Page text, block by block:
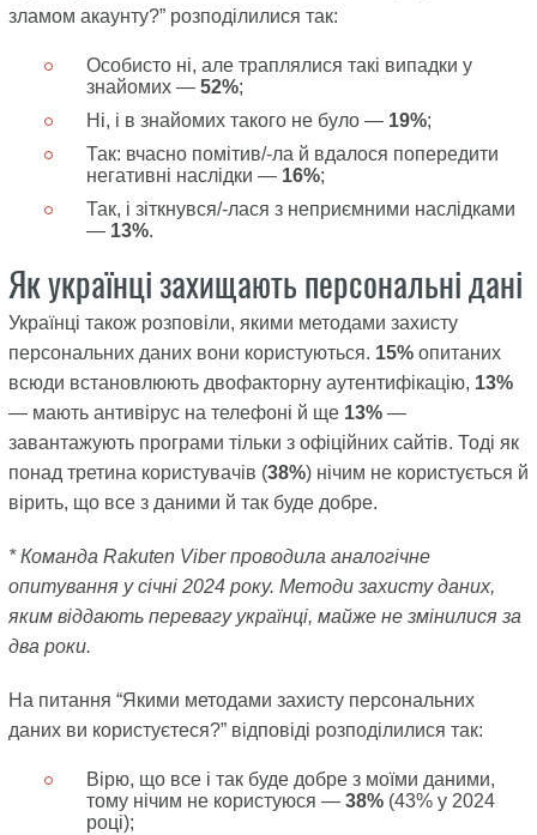
зламом акаунту?” розподілилися так:
Особисто ні, але траплялися такі випадки у
знайомих — 52%;
Ні, і в знайомих такого не було — 19%;
Так: вчасно помітив/-ла й вдалося попередити
негативні наслідки — 16%;
Так, і зіткнувся/-лася з неприємними наслідками
— 13%.
Як українці захищають персональні дані
Українці також розповіли, якими методами захисту
персональних даних вони користуються. 15%опитаних
всюди встановлюють двофакторну аутентифікацію, 13%
— мають антивірус на телефоні й ще 13%—
завантажують програми тільки з офіційних сайтів. Тоді як
понад третина користувачів (38%) нічим не користується й
вірить, що все з даними й так буде добре.
* Команда Rakuten Viber проводила аналогічне
опитування у січні 2024 року. Методи захисту даних,
яким віддають перевагу українці, майже не змінилися за
два роки.
На питання “Якими методами захисту персональних
даних ви користуєтеся?” відповіді розподілилися так:
Вірю, що все і так буде добре з моїми даними,
тому нічим не користуюся — 38%(43% у 2024
році);